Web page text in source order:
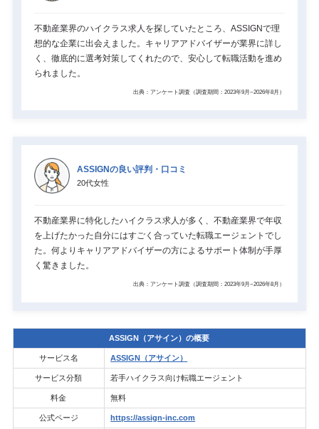
不動産業界のハイクラス求人を探していたところ、ASSIGNで理
想的な企業に出会えました。キャリアアドバイザーが業界に詳し
く、徹底的に選考対策してくれたので、安心して転職活動を進め
られました。
出典：アンケート調査（調査期間：2023年9月~2026年8月）
ASSIGNの良い評判・口コミ
20代女性
不動産業界に特化したハイクラス求人が多く、不動産業界で年収
を上げたかった自分にはすごく合っていた転職エージェントでし
た。何よりキャリアアドバイザーの方によるサポート体制が手厚
く驚きました。
出典：アンケート調査（調査期間：2023年9月~2026年8月）
ASSIGN（アサイン）の概要
サービス名 ASSIGN（アサイン）
サービス分類 若手ハイクラス向け転職エージェント
料金 無料
公式ページ https://assign-inc.com